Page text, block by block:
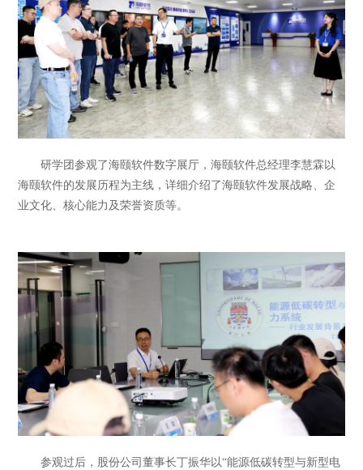
研学团参观了海颐软件数字展厅，海颐软件总经理李慧霖以
海颐软件的发展历程为主线，详细介绍了海颐软件发展战略、企
业文化、核心能力及荣誉资质等。
参观过后，股份公司董事长丁振华以“能源低碳转型与新型电